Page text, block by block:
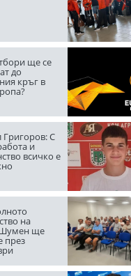
ще се
до
кръг в
Григоров: С
и
всичко е
на
Шумен ще
през